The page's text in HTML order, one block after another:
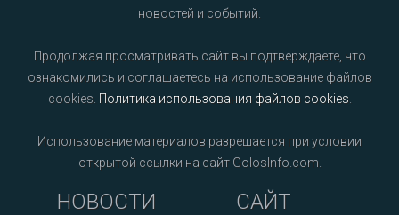
новостей и событий.
Продолжая просматривать сайт вы подтверждаете, что
ознакомились и соглашаетесь на использование файлов
cookies. Политика использования файлов cookies
Использование материалов разрешается при условии
открытой ссылки на сайт GolosInfo.com.
НОВОСТИ САЙТ